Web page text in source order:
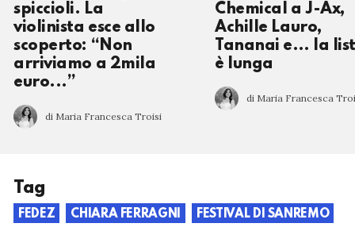
spiccioli. La
violinista esce allo
scoperto: “Non
arriviamo a 2mila
euro...”
di Maria Francesca Troisi
Chemical a J-Ax,
Achille Lauro,
Tananai e… la
è lunga
di Maria Francesca
Tag
FEDEZ CHIARA FERRAGNI FESTIVAL DI SANREMO